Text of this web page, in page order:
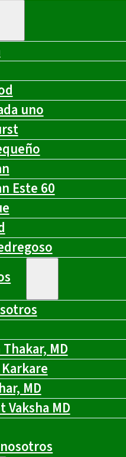
uno
Este 60
Thakar, MD
MD
Vaksha MD